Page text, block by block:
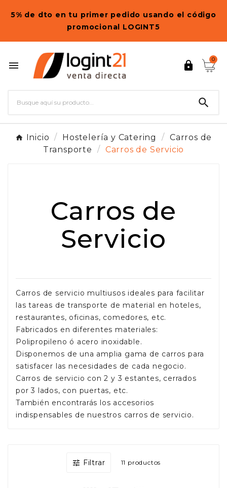
5% de dto en tu primer pedido usando el código
promocional LOGINT5
 
0

Inicio Hostelería y Catering
Carros de
Transporte
Carros de Servicio
Carros de
Servicio
Carros de servicio multiusos ideales para facilitar
las tareas de transporte de material en hoteles,
restaurantes, oficinas, comedores, etc.
Fabricados en diferentes materiales:
Polipropileno ó acero inoxidable.
Disponemos de una amplia gama de carros para
satisfacer las necesidades de cada negocio.
Carros de servicio con 2 y 3 estantes, cerrados
por 3 lados, con puertas, etc.
También encontrarás los accesorios
indispensables de nuestros carros de servicio.
 Filtrar 11 productos